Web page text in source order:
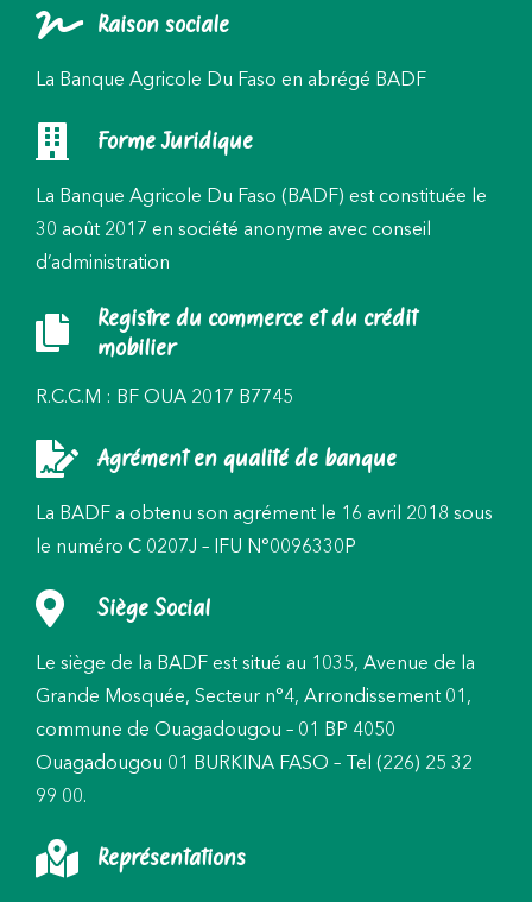
Raison sociale
La Banque Agricole Du Faso en abrégé BADF
Forme Juridique
La Banque Agricole Du Faso (BADF) est constituée le
30 août 2017 en société anonyme avec conseil
d’administration
Registre du commerce et du crédit
mobilier
R.C.C.M : BF OUA 2017 B7745
Agrément en qualité de banque
La BADF a obtenu son agrément le 16 avril 2018 sous
le numéro C 0207J – IFU N°0096330P
Siège Social
Le siège de la BADF est situé au 1035, Avenue de la
Grande Mosquée, Secteur n°4, Arrondissement 01,
commune de Ouagadougou – 01 BP 4050
Ouagadougou 01 BURKINA FASO – Tel (226) 25 32
99 00.
Représentations